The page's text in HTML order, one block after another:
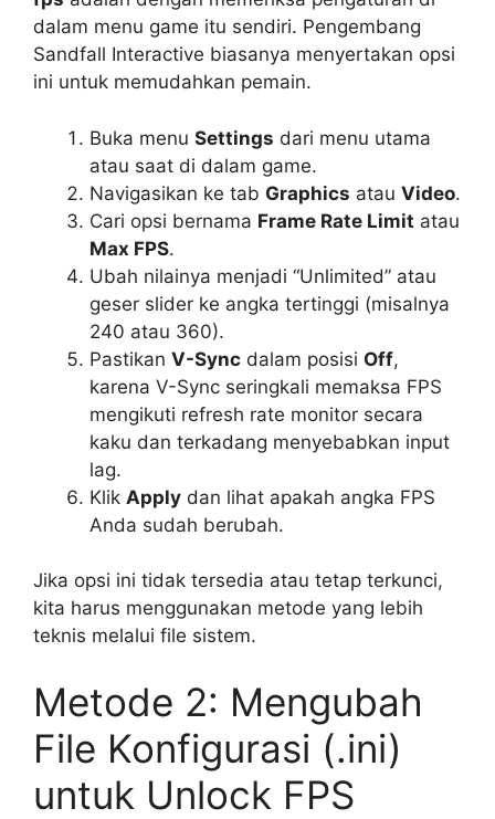
dalam menu game itu sendiri. Pengembang
Sandfall Interactive biasanya menyertakan opsi
ini untuk memudahkan pemain.
Buka menu Settings dari menu utama
atau saat di dalam game.
Navigasikan ke tab Graphics atau Video.
Cari opsi bernama Frame Rate Limit atau
Max FPS.
Ubah nilainya menjadi “Unlimited” atau
geser slider ke angka tertinggi (misalnya
240 atau 360).
Pastikan V-Sync dalam posisi Off,
karena V-Sync seringkali memaksa FPS
mengikuti refresh rate monitor secara
kaku dan terkadang menyebabkan input
lag.
Klik Apply dan lihat apakah angka FPS
Anda sudah berubah.
Jika opsi ini tidak tersedia atau tetap terkunci,
kita harus menggunakan metode yang lebih
teknis melalui file sistem.
Metode 2: Mengubah
File Konfigurasi (.ini)
untuk Unlock FPS